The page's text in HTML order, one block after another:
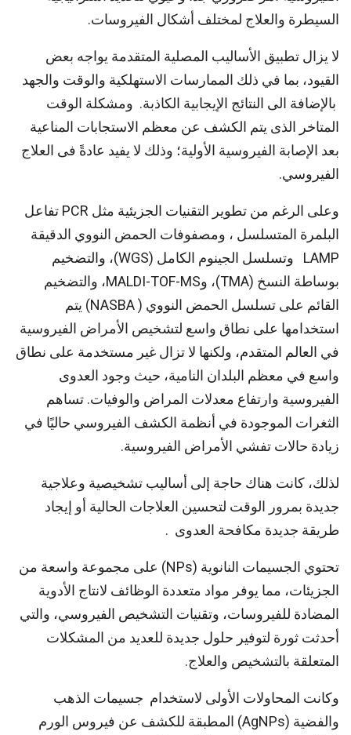
السيطرة والعلاج لمختلف أشكال الفيروسات.
لا يزال تطبيق الأساليب المصلية المتقدمة يواجه بعض
القيود، بما في ذلك الممارسات الاستهلكية والوقت والجهد
بالإضافة الى النتائج الإيجابية الكاذبة. ومشكلة الوقت
المتاخر الذى يتم الكشف عن معظم الاستجابات المناعية
بعد الإصابة الفيروسية الأولية؛ وذلك لا يفيد عادةً فى العلاج
الفيروسي.
وعلى الرغم من تطوير التقنيات الجزيئية مثل PCR تفاعل
البلمرة المتسلسل ، ومصفوفات الحمض النووي الدقيقة
LAMP وتسلسل الجينوم الكامل (WGS)، والتضخيم
بوساطة النسخ (TMA)، وMALDI-TOF-MS، والتضخيم
القائم على تسلسل الحمض النووي ( NASBA) يتم
استخدامها على نطاق واسع لتشخيص الأمراض الفيروسية
في العالم المتقدم، ولكنها لا تزال غير مستخدمة على نطاق
واسع في معظم البلدان النامية، حيث وجود العدوى
الفيروسية وارتفاع معدلات المراض والوفيات. تساهم
الثغرات الموجودة في أنظمة الكشف الفيروسي حاليًا في
زيادة حالات تفشي الأمراض الفيروسية.
لذلك، كانت هناك حاجة إلى أساليب تشخيصية وعلاجية
جديدة بمرور الوقت لتحسين العلاجات الحالية أو إيجاد
طريقة جديدة مكافحة العدوى .
تحتوي الجسيمات النانوية (NPs) على مجموعة واسعة من
الجزيئات، مما يوفر مواد متعددة الوظائف لانتاج الأدوية
المضادة للفيروسات، وتقنيات التشخيص الفيروسي، والتي
أحدثت ثورة لتوفير حلول جديدة للعديد من المشكلات
المتعلقة بالتشخيص والعلاج.
وكانت المحاولات الأولى لاستخدام جسيمات الذهب
والفضية (AgNPs) المطبقة للكشف عن فيروس الورم